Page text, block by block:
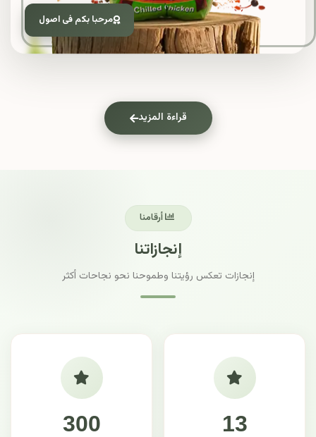
مرحبا بكم فى اصول
قراءة المزيد
أرقامنا
إنجازاتنا
إنجازات تعكس رؤيتنا وطموحنا نحو نجاحات أكثر
13
300